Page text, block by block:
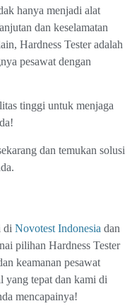
hanya menjadi alat
dan keselamatan
Hardness Tester adalah
pesawat dengan
tinggi untuk menjaga
dan temukan solusi
di Novotest Indonesia dan
pilihan Hardness Tester
keamanan pesawat
yang tepat dan kami di
mencapainya!